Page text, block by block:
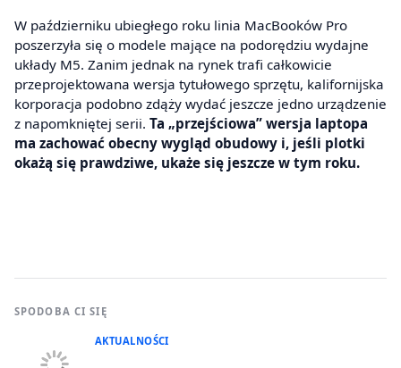
W październiku ubiegłego roku linia MacBooków Pro
poszerzyła się o modele mające na podorędziu wydajne
układy M5. Zanim jednak na rynek trafi całkowicie
przeprojektowana wersja tytułowego sprzętu, kalifornijska
korporacja podobno zdąży wydać jeszcze jedno urządzenie
z napomkniętej serii. Ta „przejściowa” wersja laptopa
ma zachować obecny wygląd obudowy i, jeśli plotki
okażą się prawdziwe, ukaże się jeszcze w tym roku.
SPODOBA CI SIĘ
AKTUALNOŚCI